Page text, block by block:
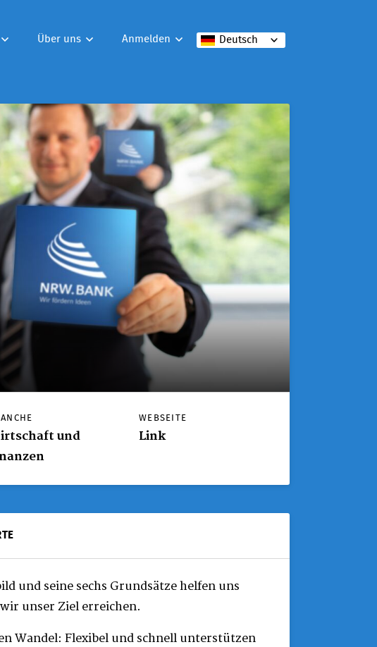
Deutsch
Über uns Anmelden
und
WEBSEITE
Link
und seine sechs Grundsätze helfen uns
wir unser Ziel erreichen.
Wandel: Flexibel und schnell unterstützen